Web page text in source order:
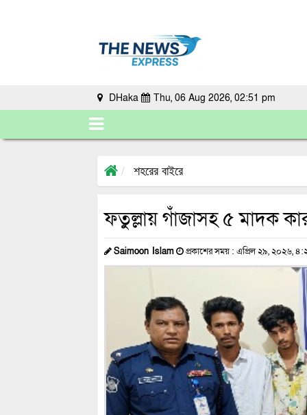
DHaka Thu, 06 Aug 2026, 02:51 pm
শহরের বাইরে
ফতুল্লায় গাঁজাসহ ৫ মাদক
Saimoon Islam প্রকাশের সময় : এপ্রিল ২৯, ২০২৬,